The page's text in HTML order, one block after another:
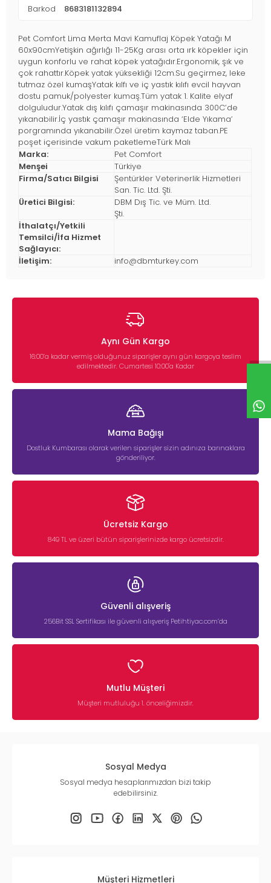
Barkod 8683181132894
Pet Comfort Lima Merta Mavi Kamuflaj Köpek Yatağı M
60x90cmYetişkin ağırlığı 11-25Kg arası orta ırk köpekler için
uygun konforlu ve rahat köpek yatağıdır.Ergonomik, şık ve
çok rahattır.Köpek yatak yüksekliği 12cm.Su geçirmez, leke
tutmaz özel kumaşYatak kılfı ve iç yastık kılıfı evcil hayvan
dostu pamuk/polyester kumaş.Tüm yatak 1. Kalite elyaf
dolguludur.Yatak dış kılıfı çamaşır makinasında 300C’de
yıkanabilir.İç yastık çamaşır makinasında ‘Elde Yıkama’
porgramında yıkanabilir.Özel üretim kaymaz taban.PE
poşet içerisinde vakum paketlemeTürk Malı
Marka:
Pet Comfort
Menşei
Türkiye
Firma/Satıcı Bilgisi
Şentürkler Veterinerlik Hizmetleri
San. Tic. Ltd. Şti.
Üretici Bilgisi:
DBM Dış Tic. ve Müm. Ltd.
Şti.
İthalatçı/Yetkili
Temsilci/İfa Hizmet
Sağlayıcı:
İletişim:
info@dbmturkey.com
Aynı Gün Kargo
16:00’a kadar vermiş olduğunuz siparişler aynı gün kargoya teslim
edilmektedir. Cumartesi 10:00'a Kadar
Mama Bağışı
Dostluk Kumbarası olarak verilen siparişler sizin adınıza barınaklara
gönderiliyor.
Ücretsiz Kargo
849 TL ve üzeri bütün siparişlerinizde kargo ücretsizdir.
Güvenli alışveriş
256Bit SSL Sertifikası ile güvenli alışveriş Petihtiyac.com’da
Mutlu Müşteri
Müşteri mutluluğu 1. önceliğimizdir.
Sosyal Medya
Sosyal medya hesaplarımızdan bizi takip
edebilirsiniz.
Müşteri Hizmetleri